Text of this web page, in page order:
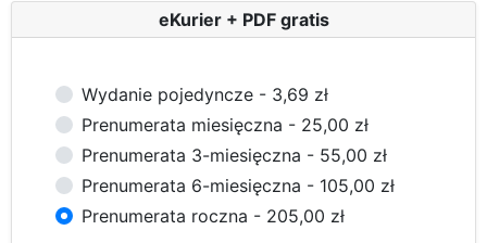
eKurier + PDF gratis
Wydanie pojedyncze - 3,69 zł
Prenumerata miesięczna - 25,00 zł
Prenumerata 3-miesięczna - 55,00 zł
Prenumerata 6-miesięczna - 105,00 zł
Prenumerata roczna - 205,00 zł